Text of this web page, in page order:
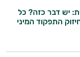
יש דבר כזה? כל
התפקוד המיני